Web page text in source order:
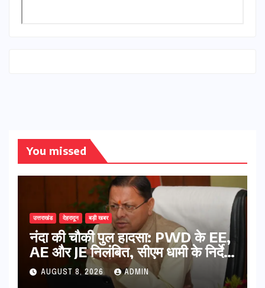
You missed
उत्तराखंड देहरादून बड़ी खबर
नंदा की चौकी पुल हादसा: PWD के EE,
AE और JE निलंबित, सीएम धामी के निर्देश
पर सख्त कार्रवाई
AUGUST 8, 2026 ADMIN